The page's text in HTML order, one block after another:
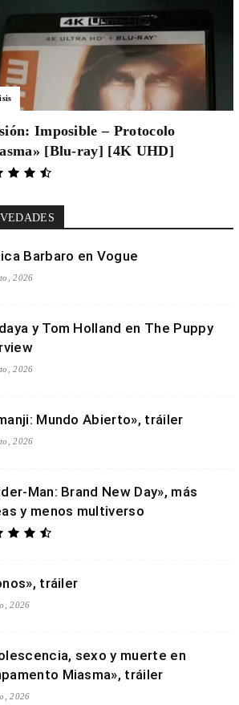
Imposible – Protocolo
[Blu-ray] [4K UHD]
Barbaro en Vogue
2026
y Tom Holland en The Puppy
2026
Mundo Abierto», tráiler
2026
Man: Brand New Day», más
y menos multiverso
tráiler
2026
sexo y muerte en
Miasma», tráiler
2026